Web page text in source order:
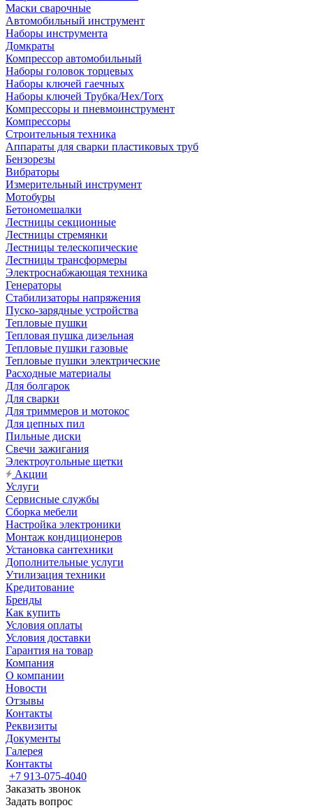
Маски сварочные
Автомобильный инструмент
Наборы инструмента
Домкраты
Компрессор автомобильный
Наборы головок торцевых
Наборы ключей гаечных
Наборы ключей Трубка/Hex/Torx
Компрессоры и пневмоинструмент
Компрессоры
Строительныя техника
Аппараты для сварки пластиковых труб
Бензорезы
Вибраторы
Измерительный инструмент
Мотобуры
Бетономешалки
Лестницы секционные
Лестницы стремянки
Лестницы телескопические
Лестницы трансформеры
Электроснабжающая техника
Генераторы
Стабилизаторы напряжения
Пуско-зарядные устройства
Тепловые пушки
Тепловая пушка дизельная
Тепловые пушки газовые
Тепловые пушки электрические
Расходные материалы
Для болгарок
Для сварки
Для триммеров и мотокос
Для цепных пил
Пильные диски
Свечи зажигания
Электроугольные щетки
Акции
Услуги
Сервисные службы
Сборка мебели
Настройка электроники
Монтаж кондиционеров
Установка сантехники
Дополнительные услуги
Утилизация техники
Кредитование
Бренды
Как купить
Условия оплаты
Условия доставки
Гарантия на товар
Компания
О компании
Новости
Отзывы
Контакты
Реквизиты
Документы
Галерея
Контакты
+7 913-075-4040
Заказать звонок
Задать вопрос